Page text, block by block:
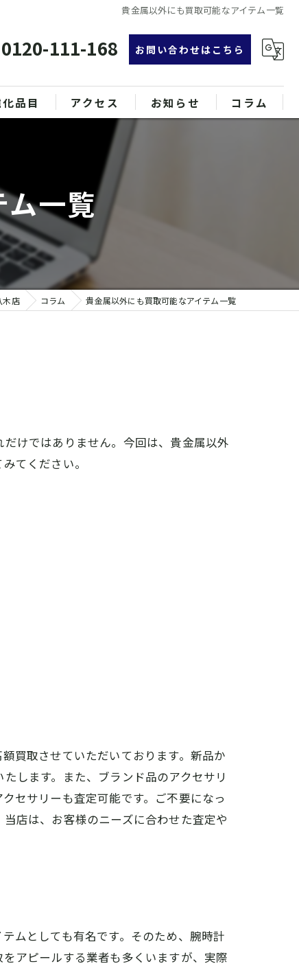
貴金属以外にも買取可能なアイテム一覧
0120-111-168 お問い合わせはこちら
品目 アクセス お知らせ コラム
ム一覧
木店 コラム 貴金属以外にも買取可能なアイテム一覧
けではありません。今回は、貴金属以外
てください。
買取させていただいております。新品か
します。また、ブランド品のアクセサリ
セサリーも査定可能です。ご不要になっ
店は、お客様のニーズに合わせた査定や
ムとしても有名です。そのため、腕時計
アピールする業者も多くいますが、実際